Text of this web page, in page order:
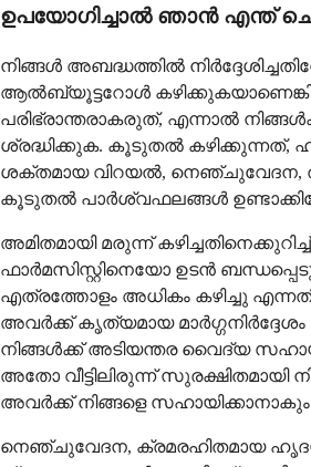
ഉപയോഗിച്ചാൽ ഞാൻ എന്ത്
നിങ്ങൾ അബദ്ധത്തിൽ
ആൽബ്യൂട്ടറോൾ
പരിഭ്രാന്തരാകരുത്, എന്നാൽ
ശ്രദ്ധിക്കുക. കൂടുതൽ കഴിക്കുന്നത്,
ശക്തമായ വിറയൽ, നെഞ്ചുവേദന,
കൂടുതൽ പാർശ്വഫലങ്ങൾ
അമിതമായി മരുന്ന്
ഫാർമസിസ്റ്റിനെയോ ഉടൻ
എത്രത്തോളം അധികം കഴിച്ചു
അവർക്ക് കൃത്യമായ
നിങ്ങൾക്ക് അടിയന്തര വൈദ്യ
അതോ വീട്ടിലിരുന്ന് സുരക്ഷിതമായി
അവർക്ക് നിങ്ങളെ
നെഞ്ചുവേദന, ക്രമരഹിതമായ